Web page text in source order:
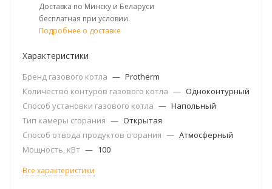
Доставка по Минску и Беларуси
бесплатная при условии.
Подробнее о доставке
Характеристики
Бренд газового котла — Protherm
Количество контуров газового котла — Одноконтурный
Способ установки газового котла — Напольный
Тип камеры сгорания — Открытая
Способ отвода продуктов сгорания — Атмосферный
Мощность, кВт — 100
Все характеристики